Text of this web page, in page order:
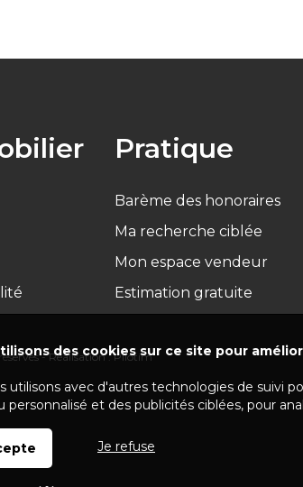
Pratique
Barème des honoraires
Ma recherche ciblée
Mon espace vendeur
Estimation gratuite
- Réalisation :Pilotim
des cookies sur ce site pour
utilisons avec d'autres technologies de suivi
personnalisé et des publicités ciblées, pour
Je refuse